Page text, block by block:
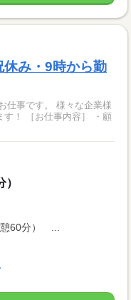
休み・9時から勤
仕事です。 様々な企業様
・顧
60分） ...